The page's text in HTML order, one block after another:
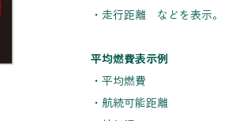
・走行距離 などを表示。
平均燃費表示例
・平均燃費
・航続可能距離